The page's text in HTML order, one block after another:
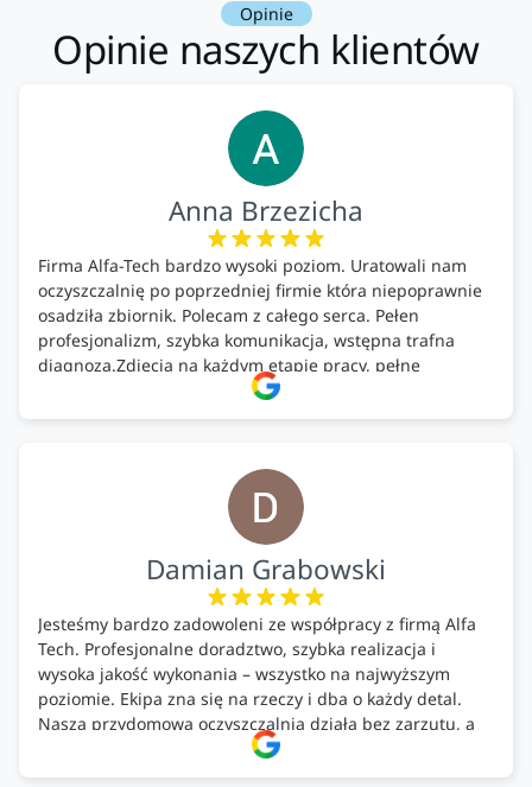
Opinie
Opinie naszych klientów
Anna Brzezicha
Firma Alfa-Tech bardzo wysoki poziom. Uratowali nam
oczyszczalnię po poprzedniej firmie która niepoprawnie
osadziła zbiornik. Polecam z całego serca. Pełen
profesjonalizm, szybka komunikacja, wstępna trafna
diagnoza.Zdjęcia na każdym etapie pracy, pełne
doradztwo.Dobrze wyszkoleni i znający się na rzeczy.
Podsumowując ekipa na wysokim poziomie, rzetelna.
Damian Grabowski
Jesteśmy bardzo zadowoleni ze współpracy z firmą Alfa
Tech. Profesjonalne doradztwo, szybka realizacja i
wysoka jakość wykonania – wszystko na najwyższym
poziomie. Ekipa zna się na rzeczy i dba o każdy detal.
Nasza przydomowa oczyszczalnia działa bez zarzutu, a
całość została wykonana zgodnie z terminem i
ustaleniami. Z czystym sumieniem polecamy Alfa Tech